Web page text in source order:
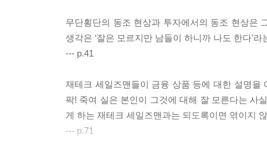
무단횡단의 동조 현상과 투자에서의 동조 현상은
생각은 ‘잘은 모르지만 남들이 하니까 나도 한다’
--- p.41
재테크 세일즈맨들이 금융 상품 등에 대한 설명
팍! 죽여 실은 본인이 그것에 대해 잘 모른다는 사
게 하는 재테크 세일즈맨과는 되도록이면 엮이지
--- p.71